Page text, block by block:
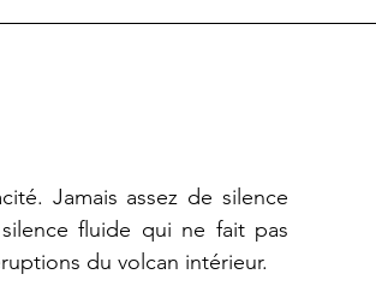
Jamais assez de silence
fluide qui ne fait pas
du volcan intérieur.